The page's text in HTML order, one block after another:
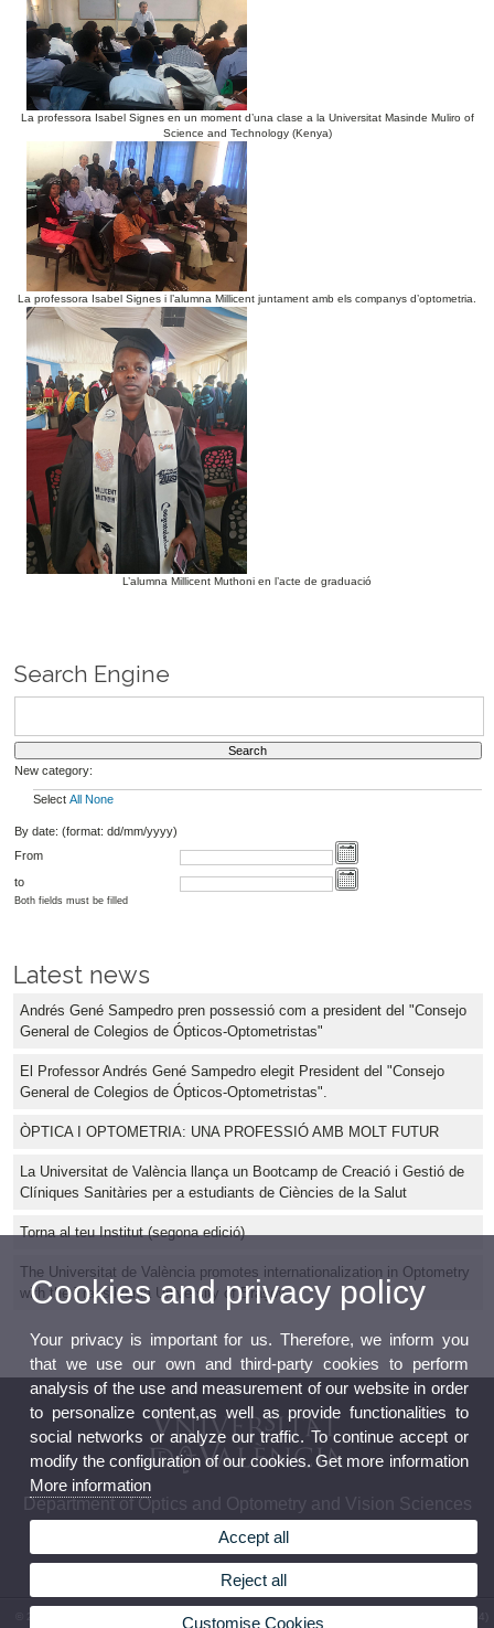
La professora Isabel Signes en un moment d’una clase a la Universitat Masinde Muliro of
Science and Technology (Kenya)
La professora Isabel Signes i l’alumna Millicent juntament amb els companys d’optometria.
L’alumna Millicent Muthoni en l’acte de graduació
Search Engine
New category:
Select All None
By date: (format: dd/mm/yyyy)
From
to
Both fields must be filled
Latest news
Andrés Gené Sampedro pren possessió com a president del "Consejo
General de Colegios de Ópticos-Optometristas"
El Professor Andrés Gené Sampedro elegit President del "Consejo
General de Colegios de Ópticos-Optometristas".
ÒPTICA I OPTOMETRIA: UNA PROFESSIÓ AMB MOLT FUTUR
La Universitat de València llança un Bootcamp de Creació i Gestió de
Clíniques Sanitàries per a estudiants de Ciències de la Salut
Torna al teu Institut (segona edició)
The Universitat de València promotes internationalization in Optometry
with the Transilvania University of Brașov
Department of Optics and Optometry and Vision Sciences
© 2026 UV. - Av. Vicent Andrés Estellés, 19. 46100 Burjassot - Valencia. Spain. Phone: (+34)
Cookies and privacy policy
Your privacy is important for us. Therefore, we inform you
that we use our own and third-party cookies to perform
analysis of the use and measurement of our website in order
to personalize content,as well as provide functionalities to
social networks or analyze our traffic. To continue accept or
modify the configuration of our cookies. Get more information
More information
Accept all
Reject all
Customise Cookies